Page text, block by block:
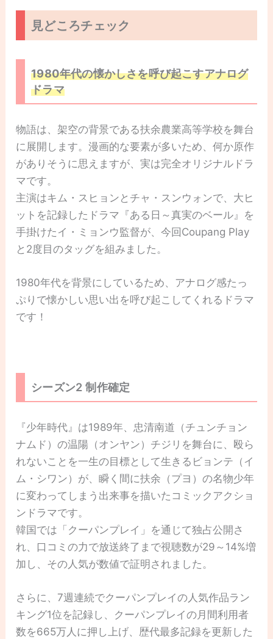
見どころチェック
1980年代の懐かしさを呼び起こすアナログ
ドラマ
物語は、架空の背景である扶余農業高等学校を舞台
に展開します。漫画的な要素が多いため、何か原作
がありそうに思えますが、実は完全オリジナルドラ
マです。
主演はキム・スヒョンとチャ・スンウォンで、大ヒ
ットを記録したドラマ『ある日～真実のベール』を
手掛けたイ・ミョンウ監督が、今回Coupang Play
と2度目のタッグを組みました。
1980年代を背景にしているため、アナログ感たっ
ぷりで懐かしい思い出を呼び起こしてくれるドラマ
です！
シーズン2 制作確定
『少年時代』は1989年、忠清南道（チュンチョン
ナムド）の温陽（オンヤン）チジリを舞台に、殴ら
れないことを一生の目標として生きるビョンテ（イ
ム・シワン）が、瞬く間に扶余（プヨ）の名物少年
に変わってしまう出来事を描いたコミックアクショ
ンドラマです。
韓国では「クーパンプレイ」を通じて独占公開さ
れ、口コミの力で放送終了まで視聴数が29～14%増
加し、その人気が数値で証明されました。
さらに、7週連続でクーパンプレイの人気作品ラン
キング1位を記録し、クーパンプレイの月間利用者
数を665万人に押し上げ、歴代最多記録を更新した